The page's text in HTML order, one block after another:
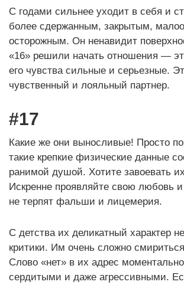
С годами сильнее уходит в себя и
более сдержанным, закрытым,
осторожным. Он ненавидит
«16» решили начать отношения —
его чувства сильные и серьезные.
чувственный и лояльный партнер.
#17
Какие же они выносливые! Просто
такие крепкие физические данные
ранимой душой. Хотите завоевать
Искренне проявляйте свою любовь
не терпят фальши и лицемерия.
С детства их деликатный характер
критики. Им очень сложно
Слово «нет» в их адрес
сердитыми и даже агрессивными.